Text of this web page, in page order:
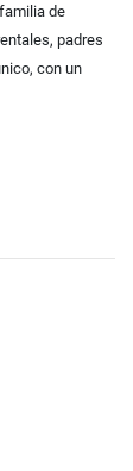
de
padres
con un